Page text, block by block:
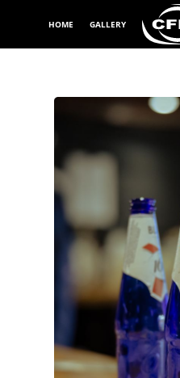
HOME GALLERY